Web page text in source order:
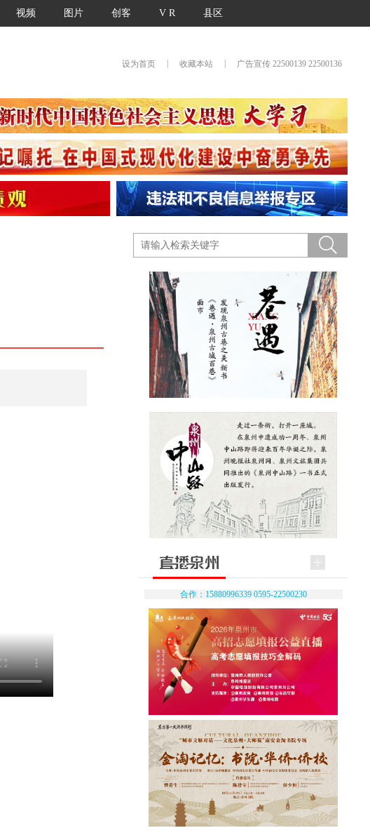
视频 图片 创客 V R 县区
设为首页 收藏本站 广告宣传 22500139 22500136
合作：15880996339 0595-22500230